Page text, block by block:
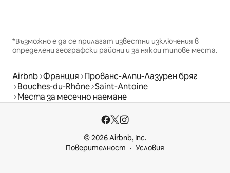
*Възможно е да се прилагат известни изключения в
определени географски райони и за някои типове места.
Airbnb Франция Прованс-Алпи-Лазурен бряг
Bouches-du-Rhône Saint-Antoine
Места за месечно наемане
© 2026 Airbnb, Inc.
Поверителност
Условия